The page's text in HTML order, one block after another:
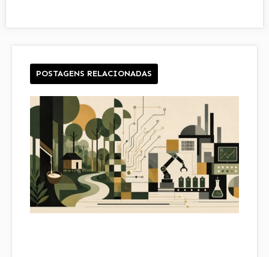
POSTAGENS RELACIONADAS